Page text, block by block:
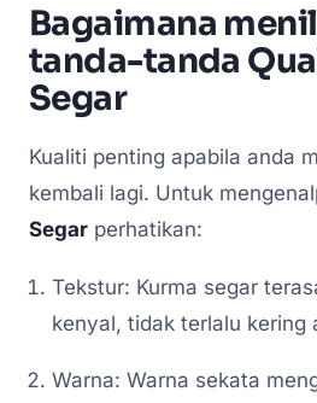
Bagaimana
tanda-tanda
Segar
Kualiti penting apabila anda
kembali lagi. Untuk
Segar perhatikan:
Tekstur: Kurma segar
kenyal, tidak terlalu kering
Warna: Warna sekata